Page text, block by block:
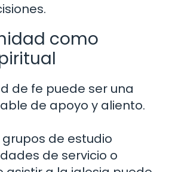
como
de fe puede ser una
de apoyo y aliento.
de estudio
de servicio o